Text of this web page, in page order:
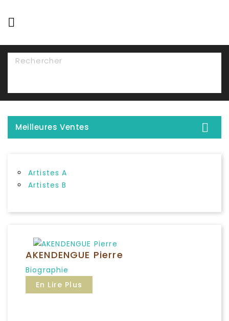

Meilleures Ventes 
Artistes A
Artistes B
AKENDENGUE Pierre
Biographie
En Lire Plus